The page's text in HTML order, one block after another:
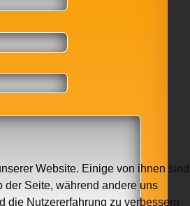
Website. Einige von ihnen sind
der Seite, während andere uns
die Nutzererfahrung zu verbessern